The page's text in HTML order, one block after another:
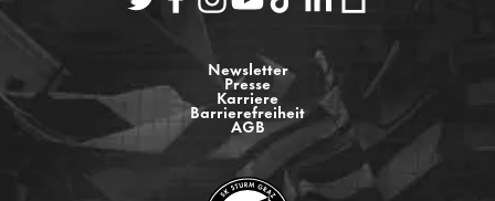
Newsletter
Presse
Karriere
Barrierefreiheit
AGB